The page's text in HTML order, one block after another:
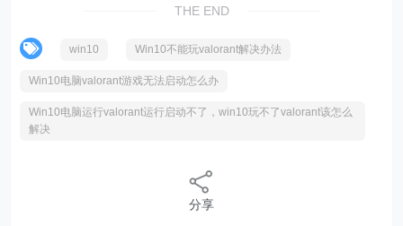
THE END
win10 Win10不能玩valorant解决办法
Win10电脑valorant游戏无法启动怎么办
Win10电脑运行valorant运行启动不了，win10玩不了valorant该怎么
解决
分享